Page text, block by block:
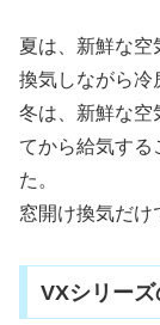
夏は、新鮮な空
換気しながら冷
冬は、新鮮な空
てから給気する
た。
窓開け換気だけ
VXシリー